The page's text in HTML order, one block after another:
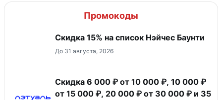
Промокоды
Скидка 15% на список Нэйчес Баунти
До 31 августа, 2026
Скидка 6 000 ₽ от 10 000 ₽, 10 000 ₽
от 15 000 ₽, 20 000 ₽ от 30 000 ₽ и 35